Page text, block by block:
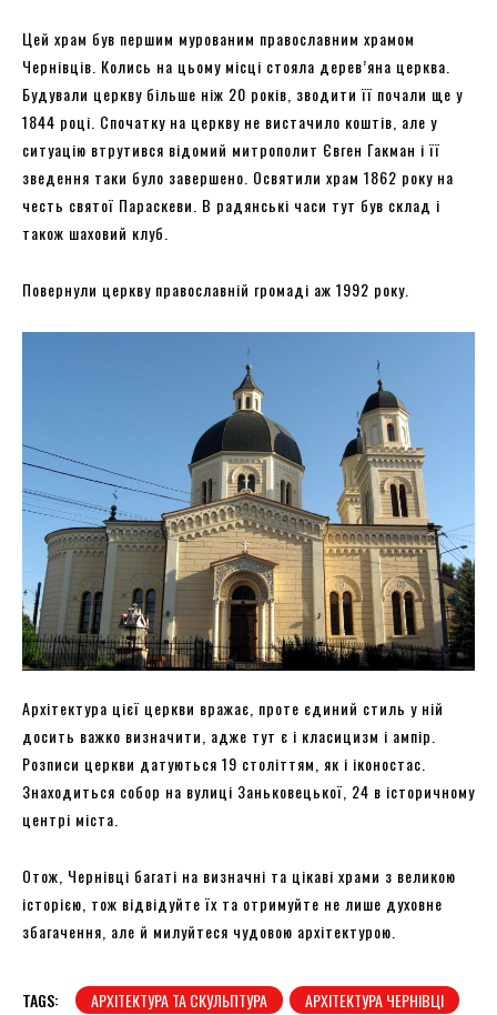
Цей храм був першим мурованим православним храмом
Чернівців. Колись на цьому місці стояла дерев’яна церква.
Будували церкву більше ніж 20 років, зводити її почали ще у
1844 році. Спочатку на церкву не вистачило коштів, але у
ситуацію втрутився відомий митрополит Євген Гакман і її
зведення таки було завершено. Освятили храм 1862 року на
честь святої Параскеви. В радянські часи тут був склад і
також шаховий клуб.
Повернули церкву православній громаді аж 1992 року.
Архітектура цієї церкви вражає, проте єдиний стиль у ній
досить важко визначити, адже тут є і класицизм і ампір.
Розписи церкви датуються 19 століттям, як і іконостас.
Знаходиться собор на вулиці Заньковецької, 24 в історичному
центрі міста.
Отож, Чернівці багаті на визначні та цікаві храми з великою
історією, тож відвідуйте їх та отримуйте не лише духовне
збагачення, але й милуйтеся чудовою архітектурою.
TAGS: АРХІТЕКТУРА ТА СКУЛЬПТУРА
АРХІТЕКТУРА ЧЕРНІВЦІ